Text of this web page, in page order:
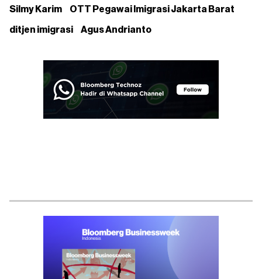
Silmy Karim OTT Pegawai Imigrasi Jakarta Barat
ditjen imigrasi Agus Andrianto